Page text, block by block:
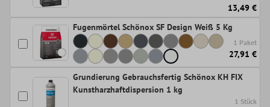
13,49 €
Fugenmörtel Schönox SF Design Weiß 5 Kg
1 Paket
27,91 €
Grundierung Gebrauchsfertig Schönox KH FIX
Kunstharzhaftdispersion 1 kg
1 Stück